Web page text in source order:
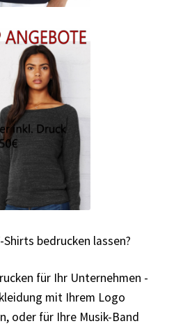
selber gestalten und
selber gestalten und
Kaufen – Motive selber gestalten
– Motive selber gestalten und
Motive selber gestalten und
bedrucken lassen?
für Ihr Unternehmen -
mit Ihrem Logo
oder für Ihre Musik-Band